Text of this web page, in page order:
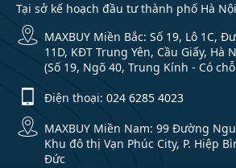
Tại sở kế hoạch đầu tư thành phố Hà Nội
MAXBUY Miền Bắc: Số 19, Lô 1C,
11D, KĐT Trung Yên, Cầu Giấy, Hà
(Số 19, Ngõ 40, Trung Kính - Có
Điện thoại: 024 6285 4023
MAXBUY Miền Nam: 99 Đường
Khu đô thị Vạn Phúc City, P. Hiệp
Đức